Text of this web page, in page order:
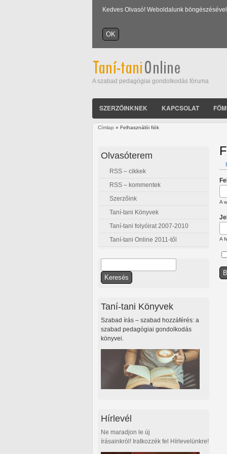
Kedves Olvasó! Weboldalunk
A szabad pedagógiai gondolkodás fóruma
SZERZŐINKNEK KAPCSOLAT
Címlap » Felhasználói fiók
A
A
Olvasóterem
RSS – cikkek
RSS – kommentek
Szerzőink
Taní-tani Könyvek
Taní-tani folyóirat 2007-2010
Taní-tani Online 2011-től
Keresés űrlap
Taní-tani Könyvek
Szabad írás – szabad hozzáférés: a
szabad pedagógiai gondolkodás
könyvei.
Hírlevél
Ne maradjon le új
írásainkról! Iratkozzék fel Hírlevelünkre!